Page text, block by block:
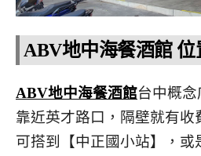
ABV地中海餐酒館 位
ABV地中海餐酒館台中概念
靠近英才路口，隔壁就有收
可搭到【中正國小站】，或